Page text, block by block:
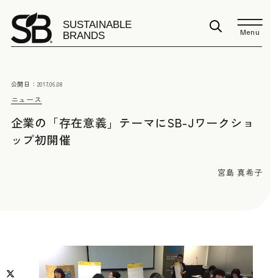
Menu
ニュース
公開日： 2017.06.08
企業の「存在意義」テーマにSB-Jワークショ
ップ初開催
宮島 真希子